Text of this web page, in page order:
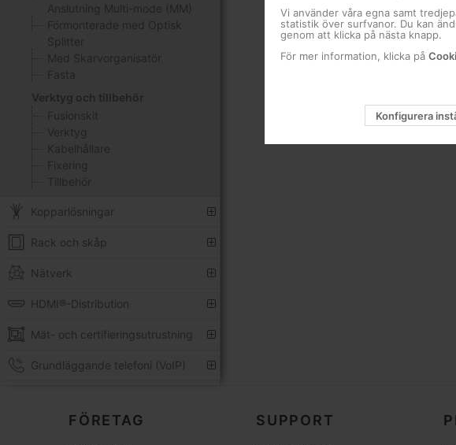
Anslutning Multi-mode (MM)
Förmonterade med Optisk
Splitter
Med Skarvorganisatör
Fasta
Verktyg och tillbehör
Fusionskit
Verktyg
Kabelhållare
Fixering
Tillbehör
Kopparlösningar
Rack och skåp
Nätverk
HDMI®-Distribution
Mät- och certifieringsutrustning
Grundläggande telefoni (VoIP)
FÖRETAG SUPPORT
Vi använder våra egna samt
statistik över surfvanor. Du kan
genom att klicka på nästa knapp.
För mer information, klicka på
Konfigurera